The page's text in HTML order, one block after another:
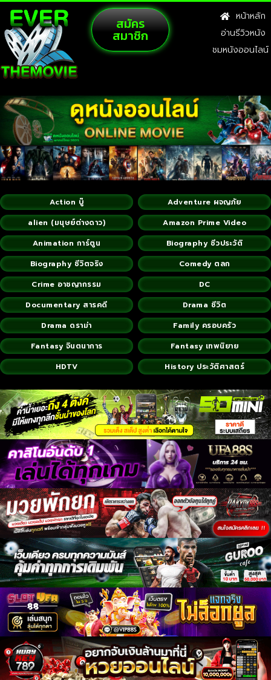
สมัคร
สมาชิก
หน้าหลัก
อ่านรีวิวหนัง
ชมหนังออนไลน์
Action บู๊
Adventure ผจญภัย
alien (มนุษย์ต่างดาว)
Amazon Prime Video
Animation การ์ตูน
Biography ชีวประวัติ
Biography ชีวิตจริง
Comedy ตลก
Crime อาชญากรรม
DC
Documentary สารคดี
Drama ชีวิต
Drama ดราม่า
Family ครอบครัว
Fantasy จินตนาการ
Fantasy เทพนิยาย
HDTV
History ประวัติศาสตร์